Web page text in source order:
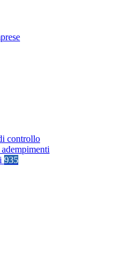
controllo
935